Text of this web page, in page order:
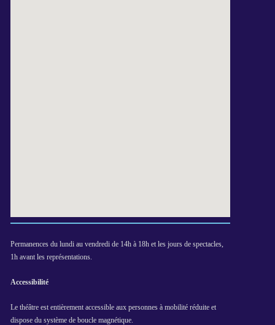
Permanences du lundi au vendredi de 14h à 18h et les jours de spectacles,
1h avant les représentations.
Accessibilité
Le théâtre est entièrement accessible aux personnes à mobilité réduite et
dispose du système de boucle magnétique.